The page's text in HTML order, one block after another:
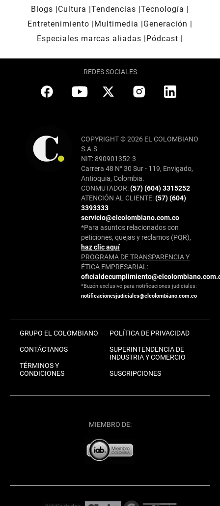
Blogs
Cultura Tendencias Tecnología
Entretenimiento
Multimedia
Generación
Especiales marcas aliadas
Pódcast
REDES SOCIALES
COPYRIGHT © 2026 EL COLOMBIANO
S.A.S
NIT: 890901352-3
Carrera 48 N° 30 Sur - 119, Envigado,
Antioquia, Colombia.
CONMUTADOR:(57) (604) 3315252
ATENCIÓN AL CLIENTE:(57) (604)
3393333
servicio@elcolombiano.com.co
*Para asuntos relacionados con
peticiones, quejas y reclamos (PQR),
haz clic aquí
PROGRAMA DE TRANSPARENCIA Y
ÉTICA EMPRESARIAL:
*Buzón exclusivo para notificaciones judiciales:
notificacionesjudiciales@elcolombiano.com.co
GRUPO EL COLOMBIANO
CONTÁCTANOS
TÉRMINOS Y
CONDICIONES
POLÍTICA DE PRIVACIDAD
SUPERINTENDENCIA DE
INDUSTRIA Y COMERCIO
SUSCRIPCIONES
MIEMBRO DE: